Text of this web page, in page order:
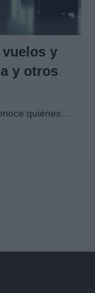
y
y otros
quiénes…